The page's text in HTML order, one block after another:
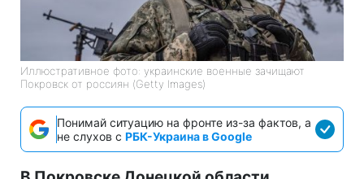
Иллюстративное фото: украинские военные зачищают
Покровск от россиян (Getty Images)
Понимай ситуацию на фронте из-за фактов, а
не слухов с РБК-Украина в Google